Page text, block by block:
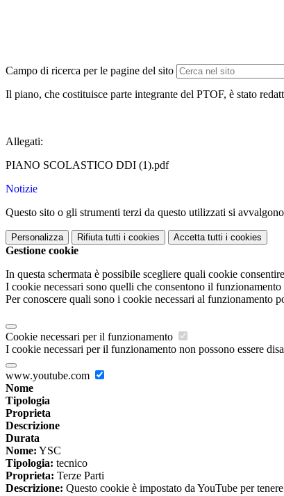
Campo di ricerca per le pagine del sito
Il piano, che costituisce parte integrante del PTOF, è stato
Allegati:
PIANO SCOLASTICO DDI (1).pdf
Notizie
Questo sito o gli strumenti terzi da questo utilizzati si
Personalizza Rifiuta tutti i cookies Accetta tutti i cookies
Gestione cookie
In questa schermata è possibile scegliere quali cookie
I cookie necessari sono quelli che consentono il
Per conoscere quali sono i cookie necessari al funzionamento
Cookie necessari per il funzionamento
I cookie necessari per il funzionamento non possono essere
www.youtube.com
Nome
Tipologia
Proprieta
Descrizione
Durata
Nome: YSC
Tipologia: tecnico
Proprieta: Terze Parti
Descrizione: Questo cookie è impostato da YouTube per